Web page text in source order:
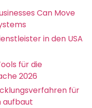
Can Move
in den USA
für die
2026
für
aufbaut